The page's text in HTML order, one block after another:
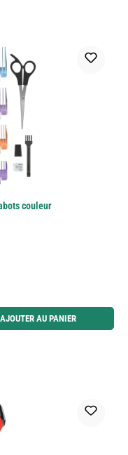
couleur
les boutons pour augmenter ou
AJOUTER AU PANIER